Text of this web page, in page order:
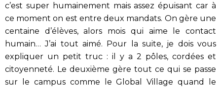
c’est super humainement mais assez épuisant car à
ce moment on est entre deux mandats. On gère une
centaine d’élèves, alors mois qui aime le contact
humain… J’ai tout aimé. Pour la suite, je dois vous
expliquer un petit truc : il y a 2 pôles, cordées et
citoyenneté. Le deuxième gère tout ce qui se passe
sur le campus comme le Global Village quand le